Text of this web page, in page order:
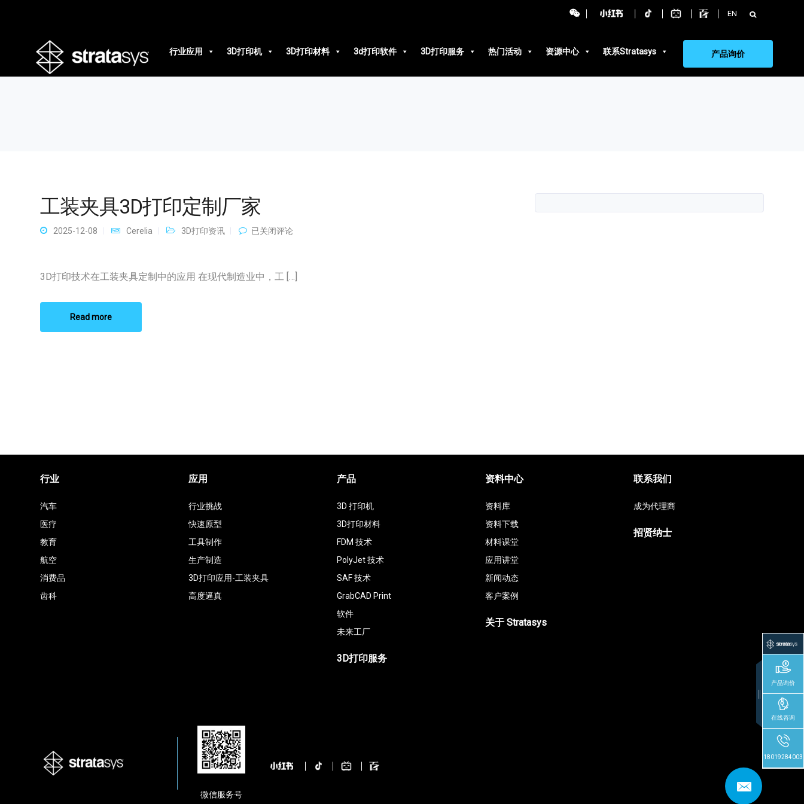
EN 搜
索：
行业应用
3D打印机 3D打印材料 3d打印软件 3D打印服务 热门活动 资源中心 联系Stratasys 产品询价
工装夹具3D打印定制厂家
2025-12-08 Cerelia 3D打印资讯
工
3D
已关闭评论
3D打印技术在工装夹具定制中的应用 在现代制造业中，工 […]
Read more
行业
汽车
医疗
教育
航空
消费品
齿科
应用
行业挑战
快速原型
工具制作
生产制造
3D打印应用-工装夹具
高度逼真
产品
3D 打印机
3D打印材料
FDM 技术
PolyJet 技术
SAF 技术
GrabCAD Print
软件
未来工厂
3D打印服务
资料中心
资料库
资料下载
材料课堂
应用讲堂
新闻动态
客户案例
关于 Stratasys
联系我们
成为代理商
招贤纳士
微信服务号
产品询价
在线咨询
18019284003